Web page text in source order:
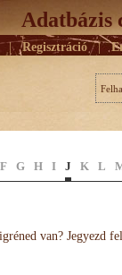
Adatbázis
| Regisztráció |
F G H I J K L
van? Jegyezd